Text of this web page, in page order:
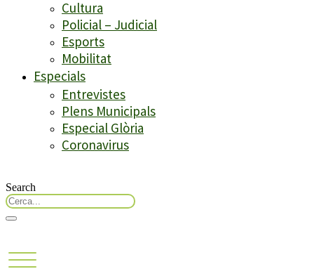
Cultura
Policial – Judicial
Esports
Mobilitat
Especials
Entrevistes
Plens Municipals
Especial Glòria
Coronavirus
Search